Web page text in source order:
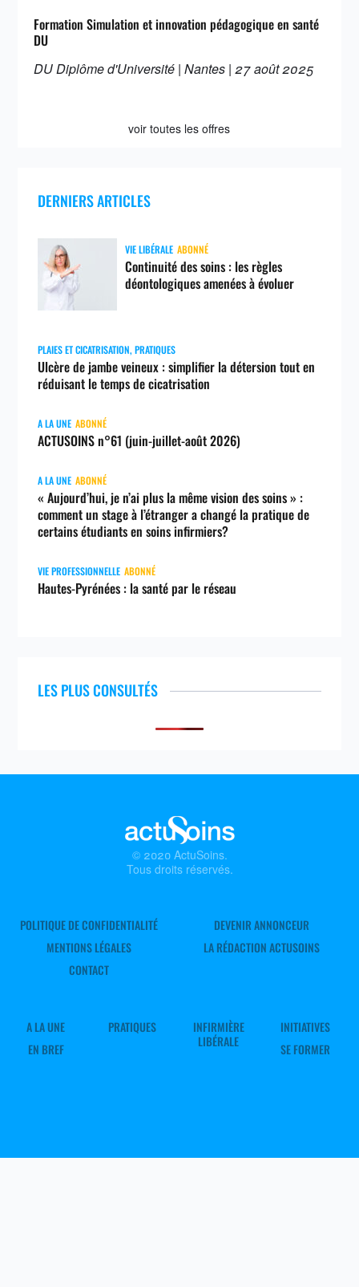
Formation Simulation et innovation pédagogique en santé
DU
DU Diplôme d'Université | Nantes | 27 août 2025
voir toutes les offres
DERNIERS ARTICLES
VIE LIBÉRALE ABONNÉ
Continuité des soins : les règles
déontologiques amenées à évoluer
PLAIES ET CICATRISATION,PRATIQUES
Ulcère de jambe veineux : simplifier la détersion tout en
réduisant le temps de cicatrisation
A LA UNE ABONNÉ
ACTUSOINS n°61 (juin-juillet-août 2026)
A LA UNE ABONNÉ
« Aujourd’hui, je n’ai plus la même vision des soins » :
comment un stage à l’étranger a changé la pratique de
certains étudiants en soins infirmiers?
VIE PROFESSIONNELLE ABONNÉ
Hautes-Pyrénées : la santé par le réseau
LES PLUS CONSULTÉS
© 2020 ActuSoins.
Tous droits réservés.
POLITIQUE DE CONFIDENTIALITÉ
MENTIONS LÉGALES
CONTACT
DEVENIR ANNONCEUR
LA RÉDACTION ACTUSOINS
A LA UNE
EN BREF
PRATIQUES
INFIRMIÈRE
LIBÉRALE
INITIATIVES
SE FORMER